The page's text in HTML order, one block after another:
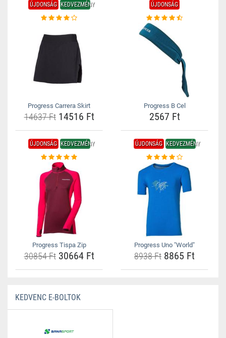
ÚJDONSÁG KEDVEZMÉNY
Progress Carrera Skirt
14637 Ft14516 Ft
ÚJDONSÁG
Progress B Cel
2567 Ft
ÚJDONSÁG KEDVEZMÉNY
Progress Tispa Zip
30854 Ft30664 Ft
ÚJDONSÁG KEDVEZMÉNY
Progress Uno "World"
8938 Ft 8865 Ft
KEDVENC E-BOLTOK